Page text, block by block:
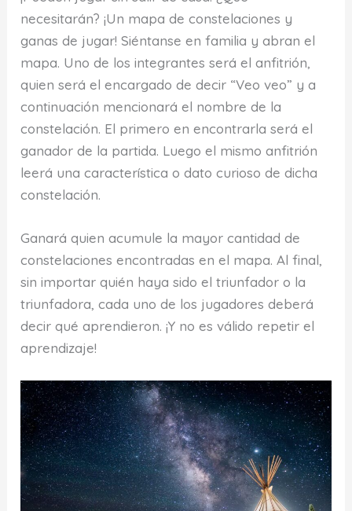
necesitarán? ¡Un mapa de constelaciones y
ganas de jugar! Siéntanse en familia y abran el
mapa. Uno de los integrantes será el anfitrión,
quien será el encargado de decir “Veo veo” y a
continuación mencionará el nombre de la
constelación. El primero en encontrarla será el
ganador de la partida. Luego el mismo anfitrión
leerá una característica o dato curioso de dicha
constelación.
Ganará quien acumule la mayor cantidad de
constelaciones encontradas en el mapa. Al final,
sin importar quién haya sido el triunfador o la
triunfadora, cada uno de los jugadores deberá
decir qué aprendieron. ¡Y no es válido repetir el
aprendizaje!